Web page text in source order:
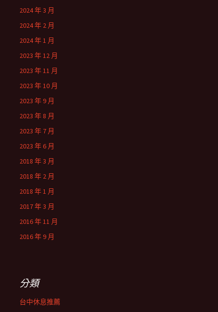
2024 年 3 月
2024 年 2 月
2024 年 1 月
2023 年 12 月
2023 年 11 月
2023 年 10 月
2023 年 9 月
2023 年 8 月
2023 年 7 月
2023 年 6 月
2018 年 3 月
2018 年 2 月
2018 年 1 月
2017 年 3 月
2016 年 11 月
2016 年 9 月
分類
台中休息推薦